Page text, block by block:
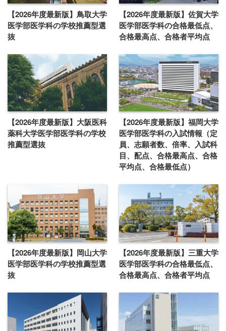
【2026年度最新版】鳥取大学
医学部医学科の学校推薦型選
抜
【2026年度最新版】佐賀大学
医学部医学科の合格最低点、
合格最高点、合格者平均点
【2026年度最新版】大阪医科
薬科大学医学部医学科の学校
推薦型選抜
【2026年度最新版】福岡大学
医学部医学科の入試情報（定
員、志願者数、倍率、入試科
目、配点、合格最高点、合格
平均点、合格最低点）
【2026年度最新版】岡山大学
医学部医学科の学校推薦型選
抜
【2026年度最新版】三重大学
医学部医学科の合格最低点、
合格最高点、合格者平均点